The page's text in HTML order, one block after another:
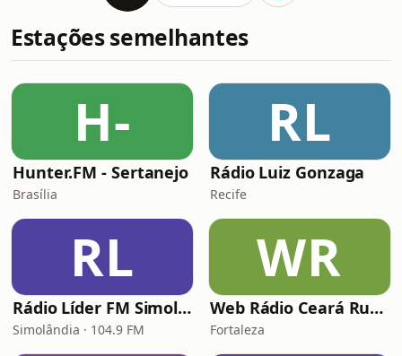
Estações semelhantes
H-
Hunter.FM - Sertanejo
Brasília
RL
Rádio Luiz Gonzaga
Recife
RL
Rádio Líder FM Simolândia
Simolândia · 104.9 FM
WR
Web Rádio Ceará Rural
Fortaleza